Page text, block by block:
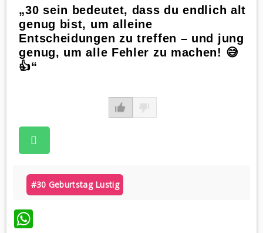
„30 sein bedeutet, dass du endlich alt
genug bist, um alleine
Entscheidungen zu treffen – und jung
genug, um alle Fehler zu machen! 😅
👍“
#30 Geburtstag Lustig
WhatsApp